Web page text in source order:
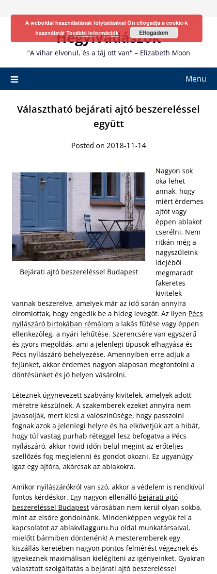
Hegyivadászok
"A vihar elvonul, és a táj ott van" – Elizabeth Moon
Menu
Választható bejárati ajtó beszereléssel
együtt
Posted on 2018-11-14
Bejárati ajtó beszereléssel Budapest
Nagyon sok
oka lehet
annak, hogy
miért érdemes
ajtót vagy
éppen ablakot
cserélni. Nem
ritkán még a
nagyszüleink
idejéből
megmaradt
fakeretes
kivitelek
vannak beszerelve, amelyek már az idő során annyira
elromlottak, hogy engedik be a hideg levegőt. Az ilyen Pécs
nyílászáró birtokában rémálom a lakás fűtése vagy éppen
ellenkezőleg, a nyári lehűtése. Szerencsére van egyszerű
és gyors megoldás, ami a jelenlegi típusok elhagyása és
Pécs nyílászáró behelyezése. Amennyiben erre adjuk a
fejünket, akkor érdemes nagyon alaposan megfontolni a
döntésünket és jó helyen vásárolni.
Léteznek úgynevezett szabvány kivitelek, amelyek adott
méretre készülnek. A szakemberek ezeket annyira nem
javasolják, mert kicsi a valószínűsége, hogy passzolni
fognak azok a jelenlegi helyre és ha elkövetjük azt a hibát,
hogy túl vastag purhab réteggel lesz befogatva a Pécs
nyílászáró, akkor rövid időn belül megint az erőteljes
szellőzés fog megjelenni és gondot okozni. Ez ugyanúgy
igaz egy ajtóra, akárcsak az ablakokra.
Amikor nyílászárókról van szó, akkor a védelem is rendkívül
fontos kérdéskör. Egy nagyon ellenálló bejárati ajtó
beszereléssel Budapest városában nem kerül olyan sokba,
mint az elsőre gondolnánk. Mindenképpen vegyük fel a
kapcsolatot az ablakvilagguru.hu oldal munkatársaival,
mielőtt bármiben döntenénk! A mesteremberek egy
kiszállás keretében nagyon pontos felmérést végeznek és
igyekeznek maximálisan kielégíteni az igényeinket. Gyakran
választott szolgáltatás a bejárati ajtó beszereléssel
A weboldal használatának folytatásával Ön elfogadja a cookie-k
használatátTovábbi információk Elfogadom